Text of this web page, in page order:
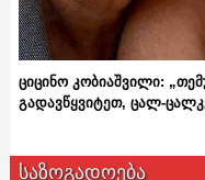
ციცინო კობიაშვილი:
გადავწყვიტეთ, ცალ-
საზოგადოება